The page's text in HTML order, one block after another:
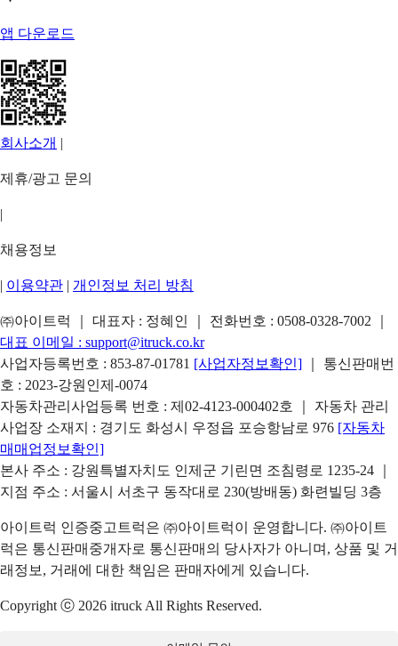
앱 다운로드
회사소개 |
제휴/광고 문의
|
채용정보
| 이용약관 | 개인정보 처리 방침
㈜아이트럭 ｜ 대표자 : 정혜인 ｜ 전화번호 : 0508-0328-7002
대표 이메일 : support@itruck.co.kr
사업자등록번호 : 853-87-01781 [사업자정보확인]
｜ 통신판매번
호 : 2023-강원인제-0074
자동차관리사업등록 번호 : 제02-4123-000402호 ｜ 자동차 관리
사업장 소재지 : 경기도 화성시 우정읍 포승항남로 976 [자동차
매매업정보확인]
본사 주소 : 강원특별자치도 인제군 기린면 조침령로 1235-24 ｜
지점 주소 : 서울시 서초구 동작대로 230(방배동) 화련빌딩 3층
아이트럭 인증중고트럭은 ㈜아이트럭이 운영합니다. ㈜아이트
럭은 통신판매중개자로 통신판매의 당사자가 아니며, 상품 및 거
래정보, 거래에 대한 책임은 판매자에게 있습니다.
Copyright ⓒ 2026 itruck All Rights Reserved.